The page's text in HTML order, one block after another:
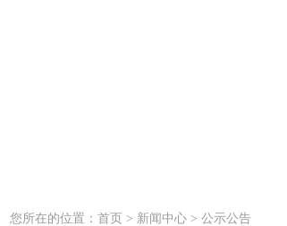
您所在的位置： 首页 > 新闻中心> 公示公告